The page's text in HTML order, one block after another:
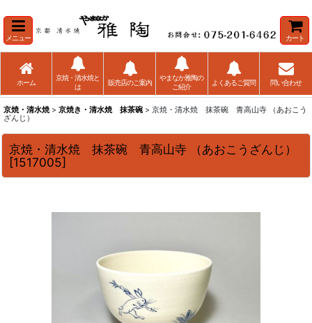
京焼・清水焼> 京焼き・清水焼 抹茶碗 > 京焼・清水焼 抹茶碗 青高山寺 （あおこう
ざんじ）
メニュー カート
ホーム
京焼・清水焼と
は
販売店のご案内
やまなか雅陶の
ご紹介
よくあるご質問 問い合わせ
京焼・清水焼 抹茶碗 青高山寺 （あおこうざんじ）
[1517005]